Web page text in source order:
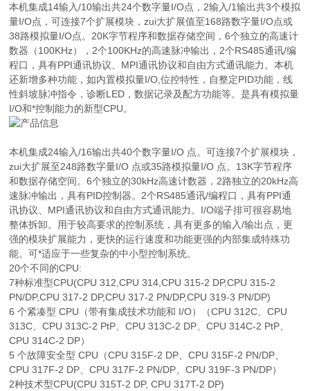
本机集成14输入/10输出共24个数字量I/O点，2输入/1输出共3个模拟
量I/O点，可连接7个扩展模块，zui大扩展值至168路数字量I/O点或
38路模拟量I/O点。20K字节程序和数据存储空间，6个独立的高速计
数器（100KHz），2个100KHz的高速脉冲输出，2个RS485通讯/编
程口，具有PPI通讯协议、MPI通讯协议和自由方式通讯能力。本机
还新增多种功能，如内置模拟量I/O,位控特性，自整定PID功能，线
性斜坡脉冲指令，诊断LED，数据记录及配方功能等。是具有模拟量
I/O和*控制能力的新型CPU。
本机集成24输入/16输出共40个数字量I/O 点。可连接7个扩展模块，
zui大扩展至248路数字量I/O 点或35路模拟量I/O 点。13K字节程序
和数据存储空间。6个独立的30kHz高速计数器，2路独立的20kHz高
速脉冲输出，具有PID控制器。2个RS485通讯/编程口，具有PPI通
讯协议、MPI通讯协议和自由方式通讯能力。I/O端子排可很容易地
整体拆卸。用于较高要求的控制系统，具有更多的输入/输出点，更
强的模块扩展能力，更快的运行速度和功能更强的内部集成特殊功
能。可*适应于一些复杂的中小型控制系统。
20个不同的CPU:
7种标准型CPU(CPU 312,CPU 314,CPU 315-2 DP,CPU 315-2
PN/DP,CPU 317-2 DP,CPU 317-2 PN/DP,CPU 319-3 PN/DP)
6 个紧凑型 CPU（带有集成技术功能和 I/O）（CPU 312C、CPU
313C、CPU 313C-2 PtP、CPU 313C-2 DP、CPU 314C-2 PtP、
CPU 314C-2 DP）
5 个故障安全型 CPU（CPU 315F-2 DP、CPU 315F-2 PN/DP、
CPU 317F-2 DP、CPU 317F-2 PN/DP、CPU 319F-3 PN/DP）
2种技术型CPU(CPU 315T-2 DP, CPU 317T-2 DP)